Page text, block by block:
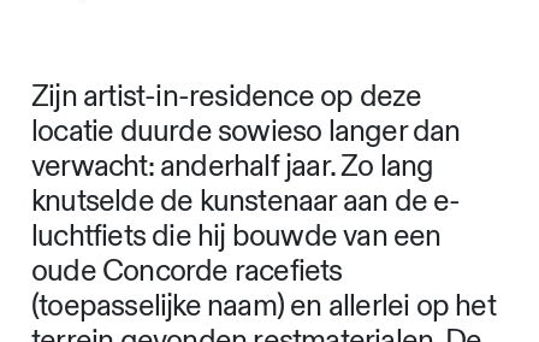
Zijn artist-in-residence op deze
locatie duurde sowieso langer dan
verwacht: anderhalf jaar. Zo lang
knutselde de kunstenaar aan de e-
luchtfiets die hij bouwde van een
oude Concorde racefiets
(toepasselijke naam) en allerlei op het